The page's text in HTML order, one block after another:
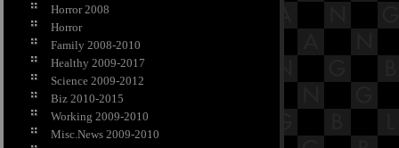
Horror 2008
Horror
Family 2008-2010
Healthy 2009-2017
Science 2009-2012
Biz 2010-2015
Working 2009-2010
Misc.News 2009-2010